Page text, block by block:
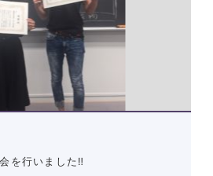
を行いました‼︎